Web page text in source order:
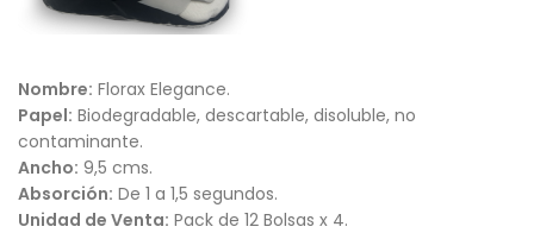
Nombre: Florax Elegance.
Papel: Biodegradable, descartable, disoluble, no
contaminante.
Ancho: 9,5 cms.
Absorción: De 1 a 1,5 segundos.
Unidad de Venta: Pack de 12 Bolsas x 4.